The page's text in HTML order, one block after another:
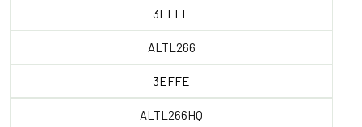
3EFFE
ALTL266
3EFFE
ALTL266HQ